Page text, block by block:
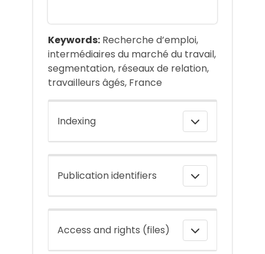
Keywords: Recherche d’emploi,
intermédiaires du marché du travail,
segmentation, réseaux de relation,
travailleurs âgés, France
Indexing
Publication identifiers
Access and rights (files)